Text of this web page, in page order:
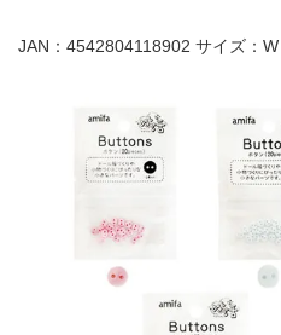
JAN：4542804118902 サイズ：